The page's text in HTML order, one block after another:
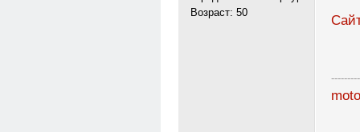
Возраст: 50